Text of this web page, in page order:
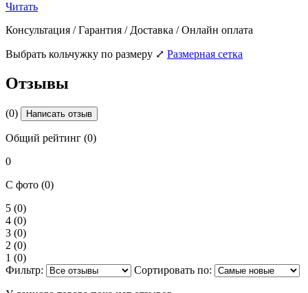
Читать
Консультация / Гарантия / Доставка / Онлайн оплата
Выбрать кольчужку по размеру ⤢ Размерная сетка
Отзывы
(0) Написать отзыв
Общий рейтинг (0)
0
С фото (0)
5 (0)
4 (0)
3 (0)
2 (0)
1 (0)
Фильтр:
Сортировать по: